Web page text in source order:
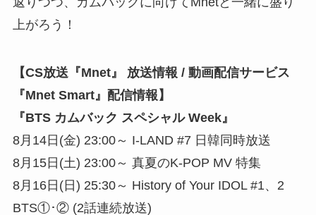
上がろう！
【CS放送『Mnet』 放送情報 / 動画配信サービス
『Mnet Smart』配信情報】
『BTS カムバック スペシャル Week』
8月14日(金) 23:00～ I-LAND #7 日韓同時放送
8月15日(土) 23:00～ 真夏のK-POP MV 特集
8月16日(日) 25:30～ History of Your IDOL #1、2
BTS①･② (2話連続放送)